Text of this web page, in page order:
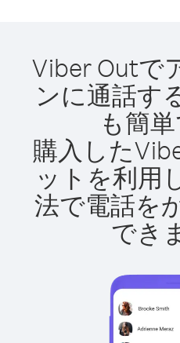
Viber Outで
ンに通話す
も簡単
購入した
ットを利用
法で電話を
でき